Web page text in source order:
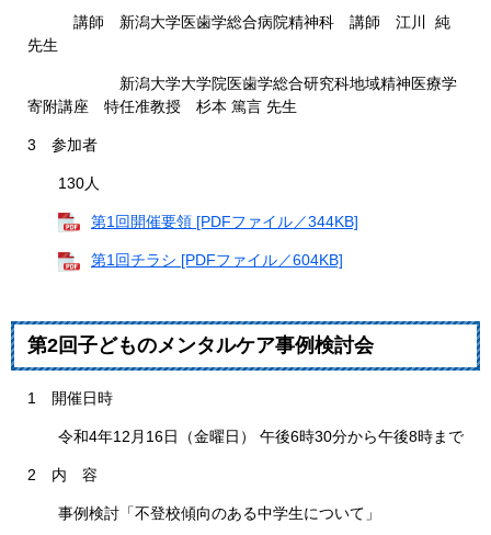
講師 新潟大学医歯学総合病院精神科 講師 江川 純
先生
新潟大学大学院医歯学総合研究科地域精神医療学
寄附講座 特任准教授 杉本 篤言 先生
3 参加者
130人
第1回開催要領 [PDFファイル／344KB]
第1回チラシ [PDFファイル／604KB]
第2回子どものメンタルケア事例検討会
1 開催日時
令和4年12月16日（金曜日） 午後6時30分から午後8時まで
2 内 容
事例検討「不登校傾向のある中学生について」